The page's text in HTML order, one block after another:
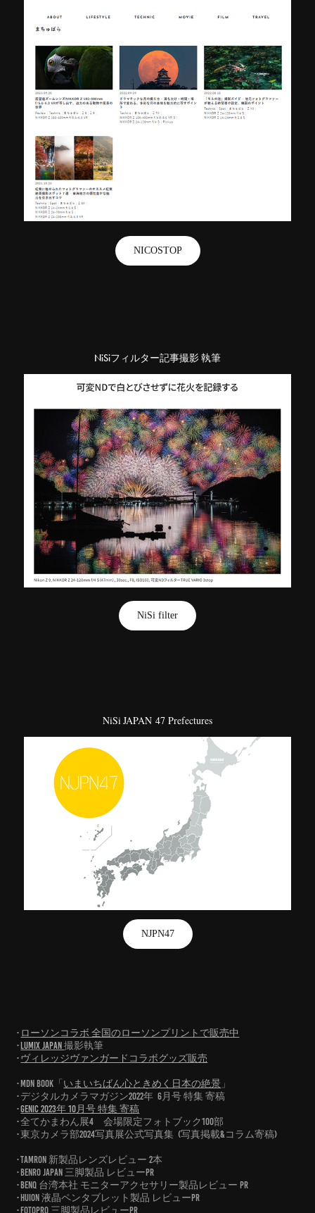
NICOSTOP
NiSiフィルター記事撮影 執筆
NiSi filter
NiSiJAPAN 47 Prefectures
NJPN47
･ ローソンコラボ 全国のローソンプリントで販売中
･LUMIX JAPAN撮影執筆
･ ヴィレッジヴァンガードコラボグッズ販売
･MdN Book「 いまいちばん心ときめく日本の絶景 」
･デジタルカメラマガジン2022年 6月号 特集 寄稿
･GENIC 2023年 10月号 特集 寄稿
･全てかまわん展4 会場限定フォトブック100部
･東京カメラ部2024写真展公式写真集 (写真掲載&コラム寄稿)
･TAMRON 新製品レンズレビュー 2本
･BENRO JAPAN 三脚製品 レビューPR
･BenQ 台湾本社 モニターアクセサリー製品レビュー PR
･HUION液晶ペンタブレット製品 レビューPR
･FOTOPRO 三脚製品レビューPR